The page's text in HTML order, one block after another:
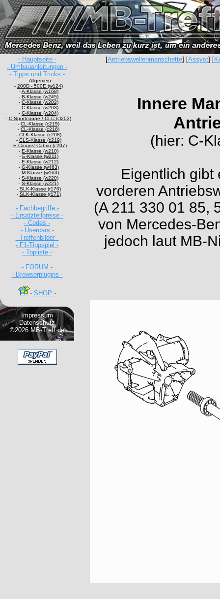
- Hauptseite -
- Umbauanleitungen -
- Tipps und Tricks -
-Allgemein
- 200D - 500E (w124)
-A-Klasse (w168)
- B-Klasse (w245)
- C-Klasse (w202)
- C-Klasse (w203)
- C-Klasse (w204)
- C-Sportcoupe / CLC (cl203)
- CL-Klasse (c215)
- CL-Klasse (c216)
- CLK-Klasse (c208)
- CLS-Klasse (c219)
- E-Coupe/-Cabrio (c207)
- E-Klasse (w210)
- E-Klasse (w211)
- E-Klasse (w212)
- G-Klasse (w463)
- M-Klasse (w163)
- S-Klasse (w220)
- S-Klasse (w221)
- SLK-Klasse (r170)
- SLK-Klasse (r171)
- Fachbegriffe -
- Ersatzteilpreise -
- Codes -
- Usercars -
- Treffenbilder -
- F1-Tippspiel -
- Topliste -
- FORUM -
- Browserplugins -
- SHOP -
Impressum
Datenschutz
©2026 MB-Treff.de
[Antriebswellenmanschette] [Assyst] [
Innere
(hier: C-
Eigentlich gibt
vorderen
(A 211 330 01 85,
von Mercedes-
jedoch laut MB-